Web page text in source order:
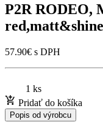
P2R RODEO,
red,matt&shine
57.90€ s DPH
1 ks
Pridať do košíka
Popis od výrobcu